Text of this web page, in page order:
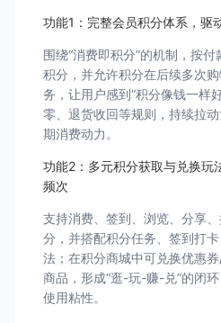
功能1：完整会员积分体系，驱
围绕“消费即积分”的机制，按
积分，并允许积分在后续多次
务，让用户感到“积分像钱一样
零、退货收回等规则，持续拉
期消费动力。
功能2：多元积分获取与兑换玩
频次
支持消费、签到、浏览、分享
分，并搭配积分任务、签到打
法；在积分商城中可兑换优惠
商品，形成“逛-玩-赚-兑”的闭
使用粘性。